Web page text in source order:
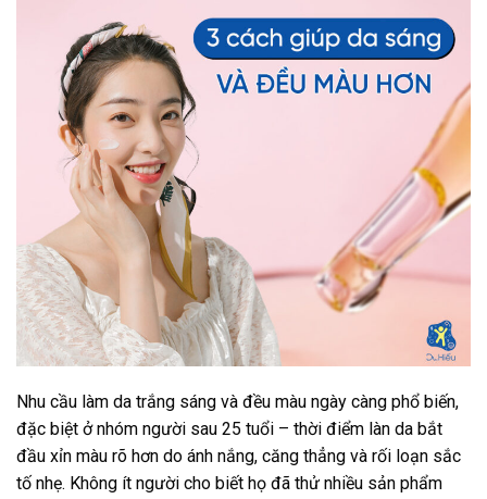
Nhu cầu làm da trắng sáng và đều màu ngày càng phổ biến,
đặc biệt ở nhóm người sau 25 tuổi – thời điểm làn da bắt
đầu xỉn màu rõ hơn do ánh nắng, căng thẳng và rối loạn sắc
tố nhẹ. Không ít người cho biết họ đã thử nhiều sản phẩm